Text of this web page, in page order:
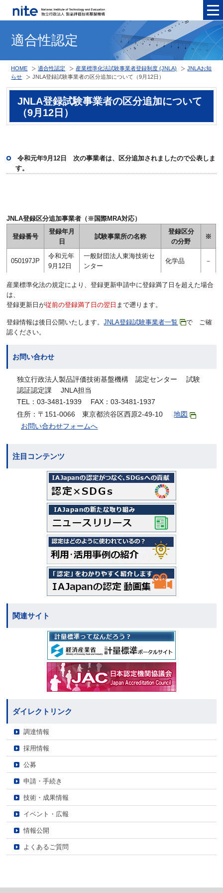
適合性認定
HOME 適合性認定 産業標準化法試験事業者登録制度 (JNLA)
JNLAお知
らせ
JNLA登録試験事業者の区分追加について（9月12日）
JNLA登録試験事業者の区分追加について
（9月12日）
令和元年9月12日 次の事業者は、区分追加されましたので公表しま
す。
JNLA登録区分追加事業者（※国際MRA対応）
登録番号
登録年月
日
試験事業所の名称
登録区分
の分野
※
050197JP
令和元年
9月12日
一般財団法人東海技術セ
ンター
化学品 －
産業標準化法の規定により、登録更新申請中に登録満了日を超えた場合
は、
登録更新日が従前の登録満了日の翌日 まで遡ります。
登録情報は後日公開いたします。JNLA登録試験事業者一覧
で ご確
認ください。
お問い合わせ
独立行政法人製品評価技術基盤機構 認定センター 試験
認証認定課 JNLA担当
TEL：03-3481-1939 FAX：03-3481-1937
住所：〒151-0066 東京都渋谷区西原2-49-10
地図
お問い合わせフォームへ
注目コンテンツ
関連サイト
ダイレクトリンク
調達情報
採用情報
公募
申請・手続き
技術・成果情報
イベント・広報
情報公開
よくあるご質問